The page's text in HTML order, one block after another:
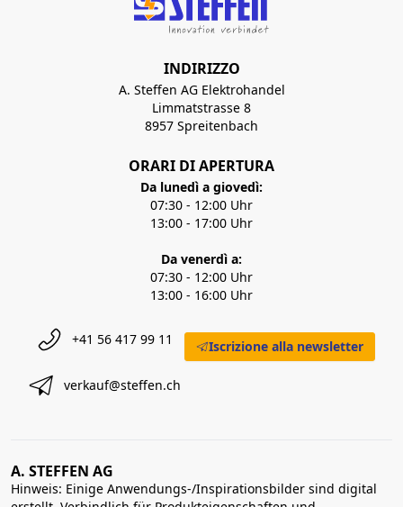
INDIRIZZO
A. Steffen AG Elektrohandel
Limmatstrasse 8
8957 Spreitenbach
ORARI DI APERTURA
Da lunedì a giovedì:
07:30 - 12:00 Uhr
13:00 - 17:00 Uhr
Da venerdì a:
07:30 - 12:00 Uhr
13:00 - 16:00 Uhr
+41 56 417 99 11
verkauf@steffen.ch
Iscrizione alla newsletter
A. STEFFEN AG
Hinweis: Einige Anwendungs-/Inspirationsbilder sind digital